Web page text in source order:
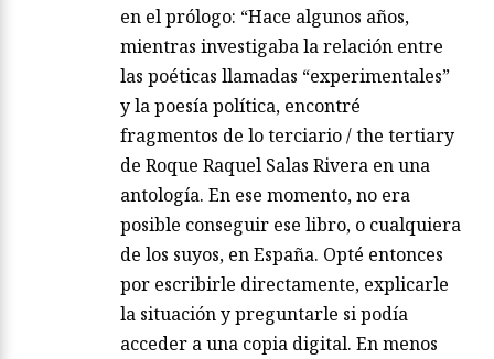
en el prólogo: “Hace algunos años,
mientras investigaba la relación entre
las poéticas llamadas “experimentales”
y la poesía política, encontré
fragmentos de lo terciario / the tertiary
de Roque Raquel Salas Rivera en una
antología. En ese momento, no era
posible conseguir ese libro, o cualquiera
de los suyos, en España. Opté entonces
por escribirle directamente, explicarle
la situación y preguntarle si podía
acceder a una copia digital. En menos